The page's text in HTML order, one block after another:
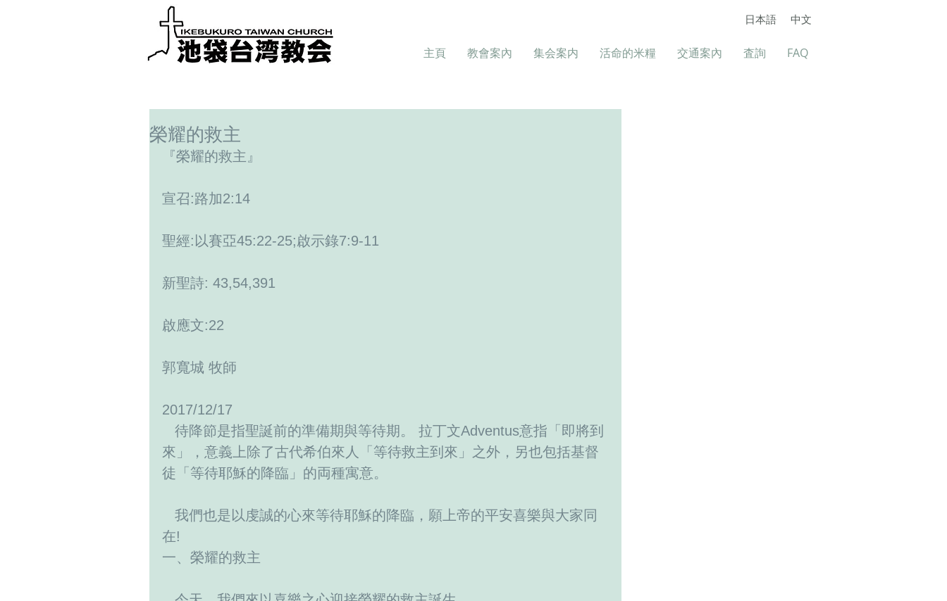
日本語 中文
主頁 教會案內 集会案内 活命的米糧 交通案內 査詢 FAQ
榮耀的救主
『榮耀的救主』
宣召:路加2:14
聖經:以賽亞45:22-25;啟示錄7:9-11
新聖詩: 43,54,391
啟應文:22
郭寬城 牧師
2017/12/17
來」，意義上除了古代希伯來人「等待救主到來」之外，另也包括基督
徒「等待耶穌的降臨」的両種寓意。
在!
一、榮耀的救主